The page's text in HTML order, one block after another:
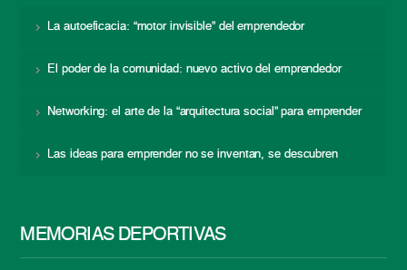
La autoeficacia: “motor invisible” del emprendedor
El poder de la comunidad: nuevo activo del emprendedor
Networking: el arte de la “arquitectura social” para emprender
Las ideas para emprender no se inventan, se descubren
MEMORIAS DEPORTIVAS